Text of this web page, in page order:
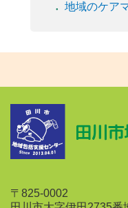
地域のケア
〒825-0002